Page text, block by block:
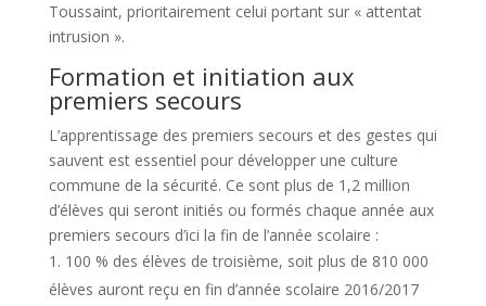
Toussaint, prioritairement celui portant sur « attentat
intrusion ».
Formation et initiation aux
premiers secours
L’apprentissage des premiers secours et des gestes qui
sauvent est essentiel pour développer une culture
commune de la sécurité. Ce sont plus de 1,2 million
d’élèves qui seront initiés ou formés chaque année aux
premiers secours d’ici la fin de l’année scolaire :
100 % des élèves de troisième, soit plus de 810 000
élèves auront reçu en fin d’année scolaire 2016/2017